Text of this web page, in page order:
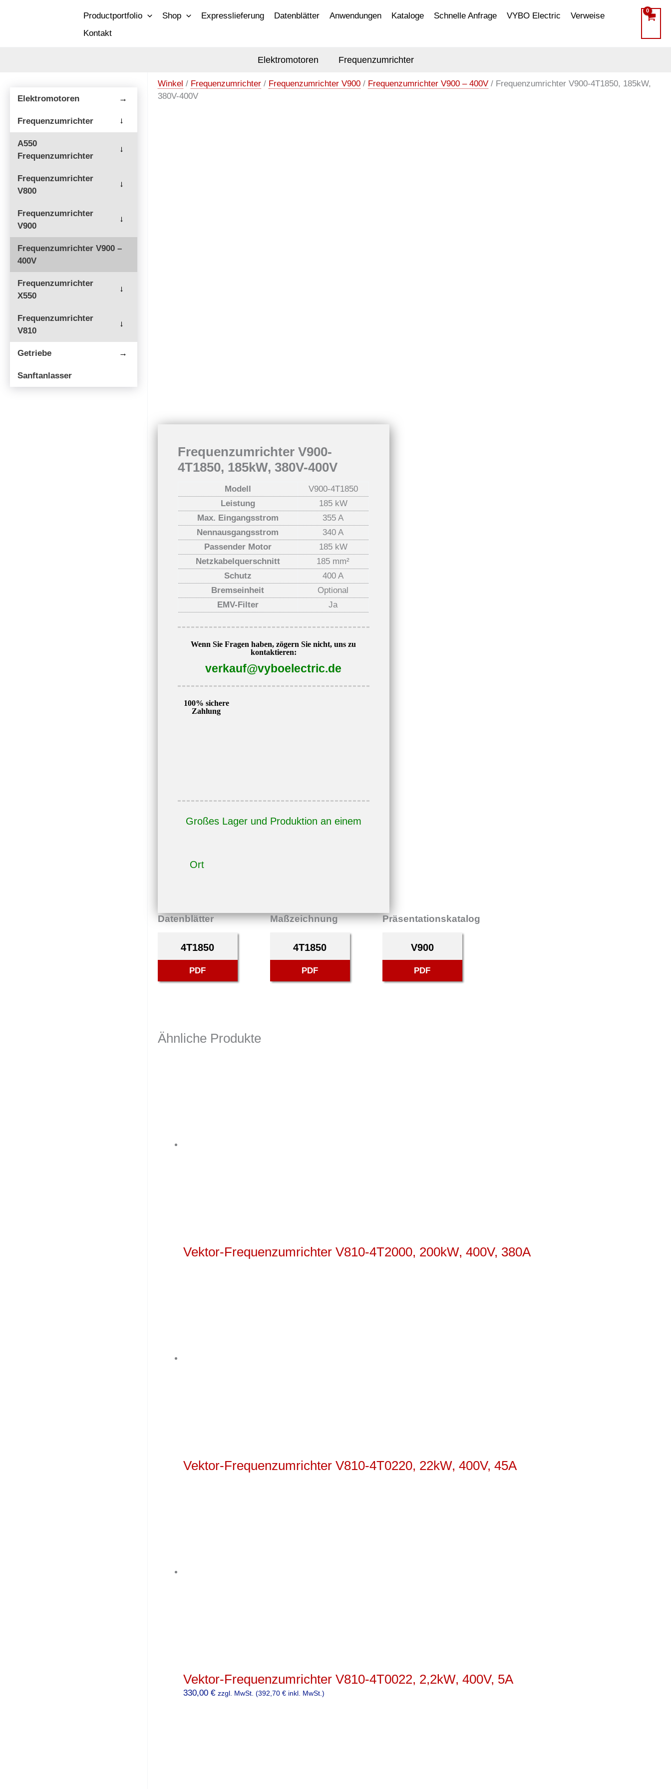
Productportfolio Shop Expresslieferung Datenblätter Anwendungen Kataloge Schnelle Anfrage VYBO Electric
Verweise
Kontakt
Elektromotoren Frequenzumrichter
Elektromotoren →
Frequenzumrichter →
A550
Frequenzumrichter
→
Frequenzumrichter
V800
→
Frequenzumrichter
V900
→
Frequenzumrichter V900 –
400V
Frequenzumrichter
X550
→
Frequenzumrichter
V810
→
Getriebe →
Sanftanlasser
Winkel / Frequenzumrichter/ Frequenzumrichter V900/ Frequenzumrichter V900 – 400V/ Frequenzumrichter V900-4T1850, 185kW,
380V-400V
Frequenzumrichter V900-
4T1850, 185kW, 380V-400V
Modell
V900-4T1850
Leistung
185 kW
Max. Eingangsstrom
355 A
Nennausgangsstrom
340 A
Passender Motor
185 kW
Netzkabelquerschnitt
185 mm²
Schutz
400 A
Bremseinheit
Optional
EMV-Filter
Ja
Wenn Sie Fragen haben, zögern Sie nicht, uns zu
kontaktieren:
verkauf@vyboelectric.de
100% sichere
Zahlung
Großes Lager und Produktion an einem
Ort
Datenblätter
4T1850
PDF
Maßzeichnung
4T1850
PDF
Präsentationskatalog
V900
PDF
Ähnliche Produkte
Vektor-Frequenzumrichter V810-4T2000, 200kW, 400V, 380A
Vektor-Frequenzumrichter V810-4T0220, 22kW, 400V, 45A
Vektor-Frequenzumrichter V810-4T0022, 2,2kW, 400V, 5A
330,00 € zzgl. MwSt. (392,70 €inkl. MwSt.)